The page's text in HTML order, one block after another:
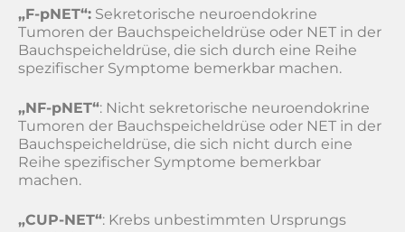
„F-pNET“: Sekretorische neuroendokrine
Tumoren der Bauchspeicheldrüse oder NET in der
Bauchspeicheldrüse, die sich durch eine Reihe
spezifischer Symptome bemerkbar machen.
„NF-pNET“: Nicht sekretorische neuroendokrine
Tumoren der Bauchspeicheldrüse oder NET in der
Bauchspeicheldrüse, die sich nicht durch eine
Reihe spezifischer Symptome bemerkbar
machen.
„CUP-NET“: Krebs unbestimmten Ursprungs